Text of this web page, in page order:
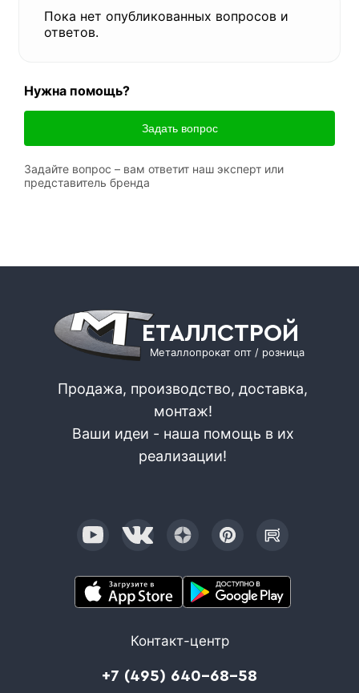
Пока нет опубликованных вопросов и
ответов.
Нужна помощь?
Задать вопрос
Задайте вопрос – вам ответит наш эксперт или
представитель бренда
ЕТАЛЛСТРОЙ
Металлопрокат опт / розница
Продажа, производство, доставка,
монтаж!
Ваши идеи - наша помощь в их
реализации!
Контакт-центр
+7 (495) 640-68-58